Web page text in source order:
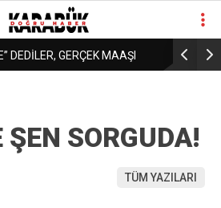
DEDİLER, GERÇEK MAAŞI
ŞEN SORGUDA!
TÜM YAZILARI